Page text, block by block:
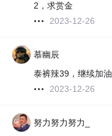
2，求赏金
2023-12-26
慕幽辰
泰裤辣39，继续加油
2023-12-26
努力努力努力_